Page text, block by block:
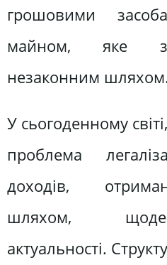
грошовими
майном, яке
незаконним
У сьогоденному
проблема
доходів,
шляхом,
актуальності.